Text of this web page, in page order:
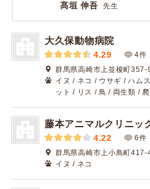
髙垣 伸吾 先生
大久保動物病院
4.29
4件
群馬県高崎市上並榎町357-
イヌ / ネコ / ウサギ / ハム
ット / リス / 鳥 / 両生類 /
藤本アニマルクリニッ
4.22
6件
群馬県高崎市上小鳥町417-
イヌ / ネコ